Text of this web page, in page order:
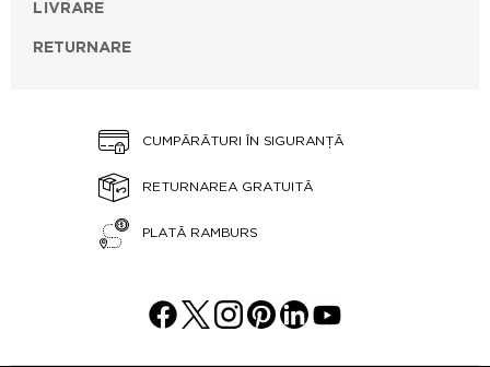
LIVRARE
RETURNARE
CUMPĂRĂTURI ÎN SIGURANȚĂ
RETURNAREA GRATUITĂ
PLATĂ RAMBURS